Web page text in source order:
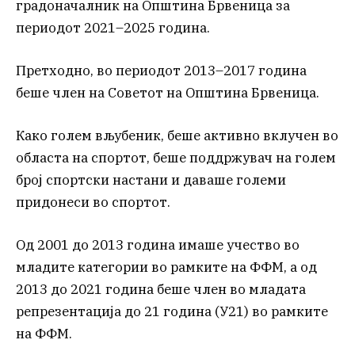
градоначалник на Општина Брвеница за
периодот 2021–2025 година.
Претходно, во периодот 2013–2017 година
беше член на Советот на Општина Брвеница.
Како голем вљубеник, беше активно вклучен во
областа на спортот, беше поддржувач на голем
број спортски настани и даваше големи
придонеси во спортот.
Од 2001 до 2013 година имаше учество во
младите категории во рамките на ФФМ, а од
2013 до 2021 година беше член во младата
репрезентација до 21 година (У21) во рамките
на ФФМ.